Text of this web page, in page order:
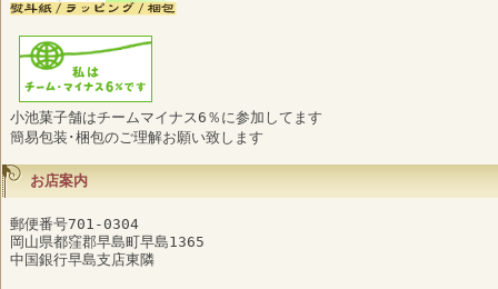
小池菓子舗はチームマイナス6％に参加してます
簡易包装･梱包のご理解お願い致します
お店案内
郵便番号701-0304
岡山県都窪郡早島町早島1365
中国銀行早島支店東隣